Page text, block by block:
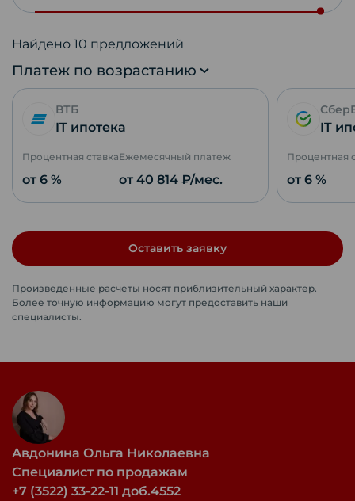
Найдено 10 предложений
Платеж по возрастанию
ВТБ
IT ипотека
Процентная ставка
от 6 %
Ежемесячный платеж
от 40 814 ₽/мес.
IT
Процентная
от 6 %
Оставить заявку
Произведенные расчеты носят приблизительный характер.
Более точную информацию могут предоставить наши
специалисты.
Авдонина Ольга Николаевна
Специалист по продажам
+7 (3522) 33-22-11 доб.4552